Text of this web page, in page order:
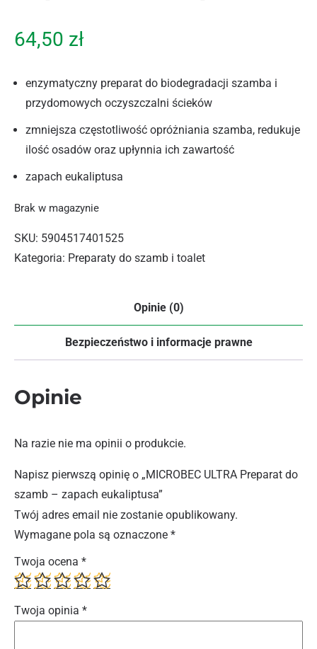
64,50 zł
enzymatyczny preparat do biodegradacji szamba i
przydomowych oczyszczalni ścieków
zmniejsza częstotliwość opróżniania szamba, redukuje
ilość osadów oraz upłynnia ich zawartość
zapach eukaliptusa
Brak w magazynie
SKU: 5904517401525
Kategoria: Preparaty do szamb i toalet
Opinie (0)
Bezpieczeństwo i informacje prawne
Opinie
Na razie nie ma opinii o produkcie.
Napisz pierwszą opinię o „MICROBEC ULTRA Preparat do
szamb – zapach eukaliptusa”
Twój adres email nie zostanie opublikowany.
Wymagane pola są oznaczone *
Twoja ocena *
Twoja opinia *